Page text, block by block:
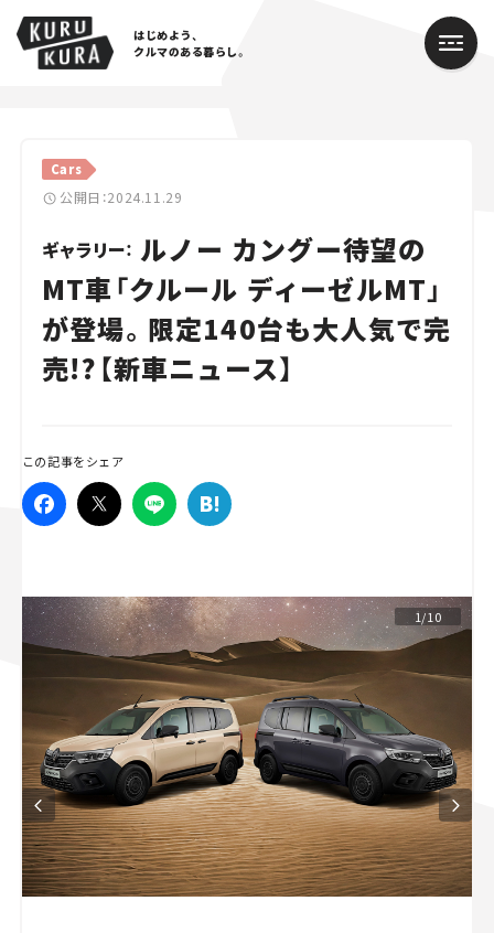
はじめよう、
クルマのある暮らし。
Cars
公開日：2024.11.29
ギャラリー： ルノー カングー待望の
MT車「クルール ディーゼルMT」
が登場。限定140台も大人気で完
売!?【新車ニュース】
この記事をシェア
1/10
Cars
Lifestyle
Traffic
Special
Campaign
人気のハッシュタグ
スズキ ジムニー｜Suzuki Jimny